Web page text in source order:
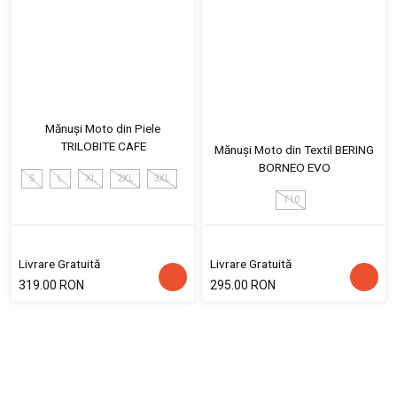
Mănuși Moto din Piele
TRILOBITE CAFE
S L XL 2XL 3XL
Livrare Gratuită
319.00 RON
Mănuși Moto din Textil BERING
BORNEO EVO
T10
Livrare Gratuită
295.00 RON